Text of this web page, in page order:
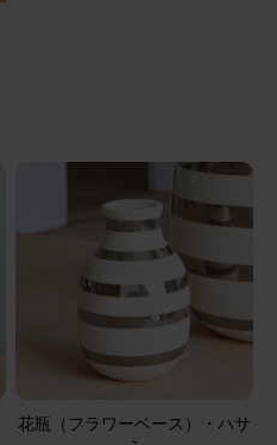
花瓶（フラワーベース）・ハサ